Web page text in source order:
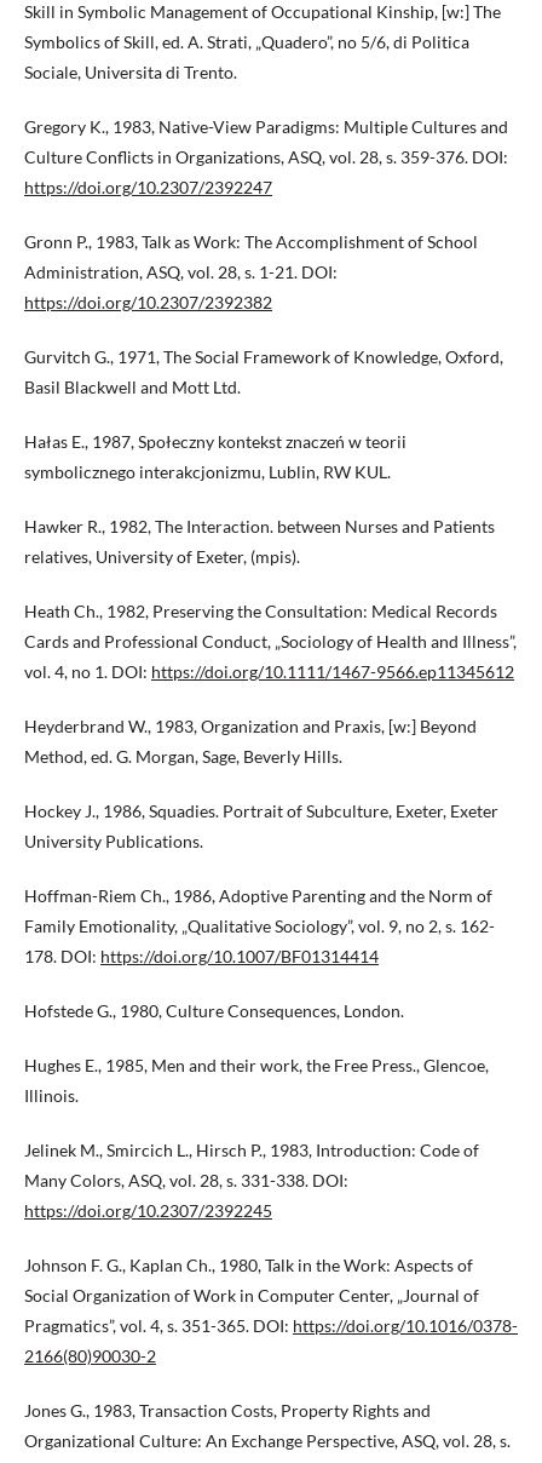
Skill in Symbolic Management of Occupational Kinship, [w:] The
Symbolics of Skill, ed. A. Strati, „Quadero”, no 5/6, di Politica
Sociale, Universita di Trento.
Gregory K., 1983, Native-View Paradigms: Multiple Cultures and
Culture Conflicts in Organizations, ASQ, vol. 28, s. 359-376. DOI:
https://doi.org/10.2307/2392247
Gronn P., 1983, Talk as Work: The Accomplishment of School
Administration, ASQ, vol. 28, s. 1-21. DOI:
https://doi.org/10.2307/2392382
Gurvitch G., 1971, The Social Framework of Knowledge, Oxford,
Basil Blackwell and Mott Ltd.
Hałas E., 1987, Społeczny kontekst znaczeń w teorii
symbolicznego interakcjonizmu, Lublin, RW KUL.
Hawker R., 1982, The Interaction. between Nurses and Patients
relatives, University of Exeter, (mpis).
Heath Ch., 1982, Preserving the Consultation: Medical Records
Cards and Professional Conduct, „Sociology of Health and Illness”,
vol. 4, no 1. DOI: https://doi.org/10.1111/1467-9566.ep11345612
Heyderbrand W., 1983, Organization and Praxis, [w:] Beyond
Method, ed. G. Morgan, Sage, Beverly Hills.
Hockey J., 1986, Squadies. Portrait of Subculture, Exeter, Exeter
University Publications.
Hoffman-Riem Ch., 1986, Adoptive Parenting and the Norm of
Family Emotionality, „Qualitative Sociology”, vol. 9, no 2, s. 162-
178. DOI: https://doi.org/10.1007/BF01314414
Hofstede G., 1980, Culture Consequences, London.
Hughes E., 1985, Men and their work, the Free Press., Glencoe,
Illinois.
Jelinek M., Smircich L., Hirsch P., 1983, Introduction: Code of
Many Colors, ASQ, vol. 28, s. 331-338. DOI:
https://doi.org/10.2307/2392245
Johnson F. G., Kaplan Ch., 1980, Talk in the Work: Aspects of
Social Organization of Work in Computer Center, „Journal of
Pragmatics”, vol. 4, s. 351-365. DOI: https://doi.org/10.1016/0378-
2166(80)90030-2
Jones G., 1983, Transaction Costs, Property Rights and
Organizational Culture: An Exchange Perspective, ASQ, vol. 28, s.